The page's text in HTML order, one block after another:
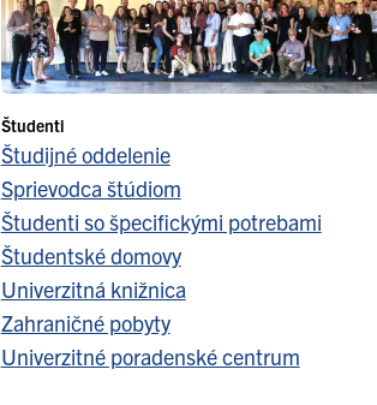
Študenti
Študijné oddelenie
Sprievodca štúdiom
Študenti so špecifickými potrebami
Študentské domovy
Univerzitná knižnica
Zahraničné pobyty
Univerzitné poradenské centrum